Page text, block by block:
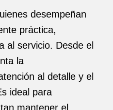
desempeñan
práctica,
al servicio. Desde el
la
al detalle y el
ideal para
mantener el